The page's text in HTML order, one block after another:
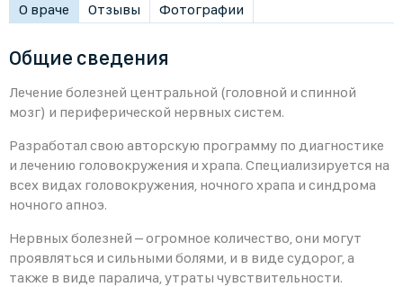
О враче Отзывы Фотографии
Общие сведения
Лечение болезней центральной (головной и спинной
мозг) и периферической нервных систем.
Разработал свою авторскую программу по диагностике
и лечению головокружения и храпа. Специализируется на
всех видах головокружения, ночного храпа и синдрома
ночного апноэ.
Нервных болезней – огромное количество, они могут
проявляться и сильными болями, и в виде судорог, а
также в виде паралича, утраты чувствительности.